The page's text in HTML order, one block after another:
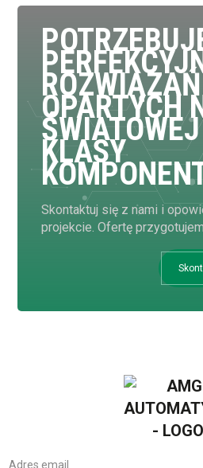
ROZWIĄZAŃ
OPARTYCH
ŚWIATOWEJ
KLASY
Skontaktuj się z nami i
projekcie. Ofertę
Adres email